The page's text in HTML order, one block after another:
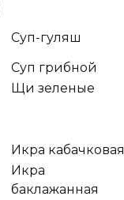
Суп-гуляш
Суп грибной
Щи зеленые
Икра кабачковая
Икра
баклажанная